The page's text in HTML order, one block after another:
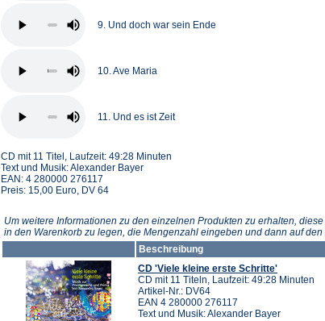
9. Und doch war sein Ende
10. Ave Maria
11. Und es ist Zeit
CD mit 11 Titel, Laufzeit: 49:28 Minuten
Text und Musik: Alexander Bayer
EAN: 4 280000 276117
Preis: 15,00 Euro, DV 64
Um weitere Informationen zu den einzelnen Produkten zu erhalten,
in den Warenkorb zu legen, die Mengenzahl eingeben und dann auf
Beschreibung
CD 'Viele kleine erste Schritte'
CD mit 11 Titeln, Laufzeit: 49:28 Minuten
Artikel-Nr.: DV64
EAN 4 280000 276117
Text und Musik: Alexander Bayer